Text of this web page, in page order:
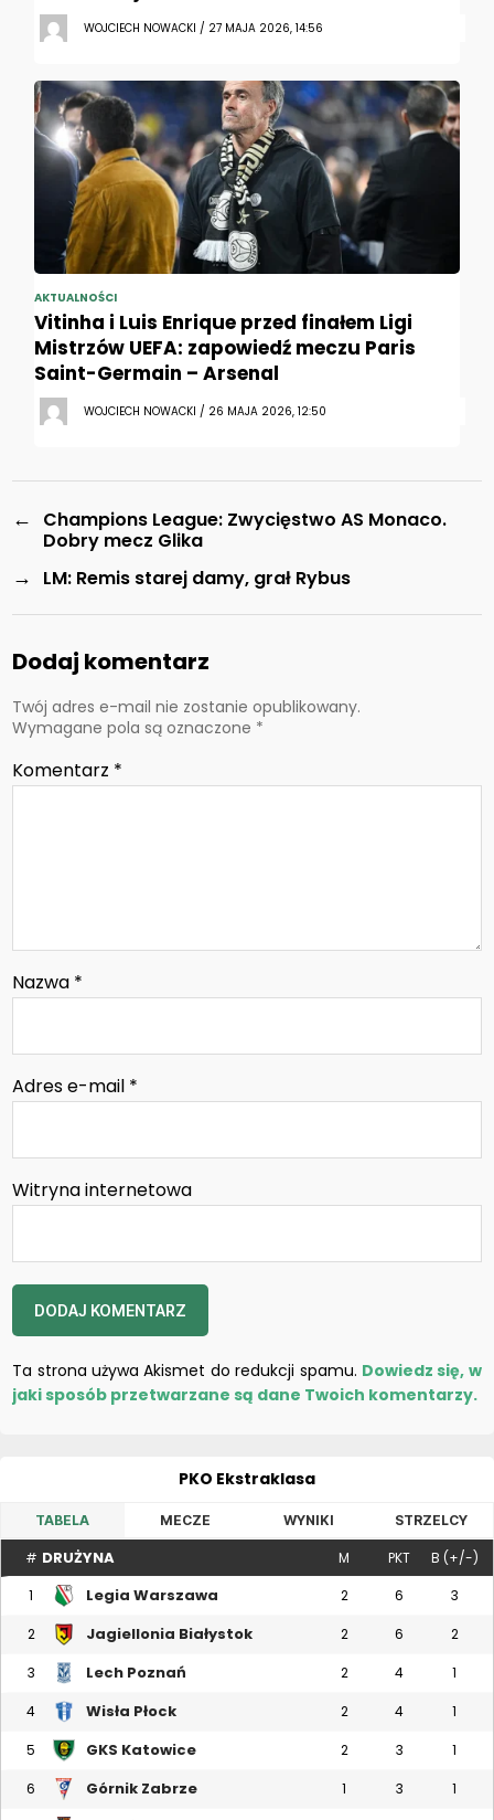
WOJCIECH NOWACKI / 27 MAJA 2026, 14:56
AKTUALNOŚCI
Vitinha i Luis Enrique przed finałem Ligi
Mistrzów UEFA: zapowiedź meczu Paris
Saint-Germain – Arsenal
WOJCIECH NOWACKI / 26 MAJA 2026, 12:50
←
Champions League: Zwycięstwo AS Monaco.
Dobry mecz Glika
→ LM: Remis starej damy, grał Rybus
Dodaj komentarz
Twój adres e-mail nie zostanie opublikowany.
Wymagane pola są oznaczone *
Komentarz *
Nazwa *
Adres e-mail *
Witryna internetowa
Ta strona używa Akismet do redukcji spamu. Dowiedz się, w
jaki sposób przetwarzane są dane Twoich komentarzy.
PKO Ekstraklasa
TABELA MECZE WYNIKI STRZELCY
# DRUŻYNA M PKT B (+/-)
1 Legia Warszawa 2 6 3
2 Jagiellonia Białystok 2 6 2
3 Lech Poznań 2 4 1
4 Wisła Płock 2 4 1
5 GKS Katowice 2 3 1
6 Górnik Zabrze 1 3 1